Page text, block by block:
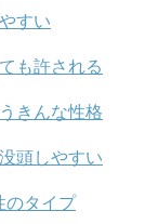
すい
も許される
きんな性格
頭しやすい
のタイプ